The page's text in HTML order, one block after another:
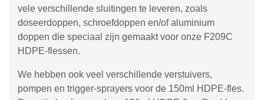
vele verschillende sluitingen te leveren, zoals
doseerdoppen, schroefdoppen en/of aluminium
doppen die speciaal zijn gemaakt voor onze F209C
HDPE-flessen.
We hebben ook veel verschillende verstuivers,
pompen en trigger-sprayers voor de 150ml HDPE-fles.